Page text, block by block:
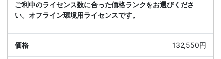
ご利中のライセンス数に合った価格ランクをお選びくださ
い。オフライン環境用ライセンスです。
132,550円